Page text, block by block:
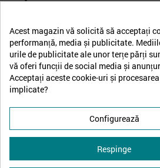
Acest magazin vă solicită să acceptați
performanță, media și publicitate.
urile de publicitate ale unor terțe părți
vă oferi funcții de social media și
Acceptați aceste cookie-uri și
implicate?
Configurează
Respinge